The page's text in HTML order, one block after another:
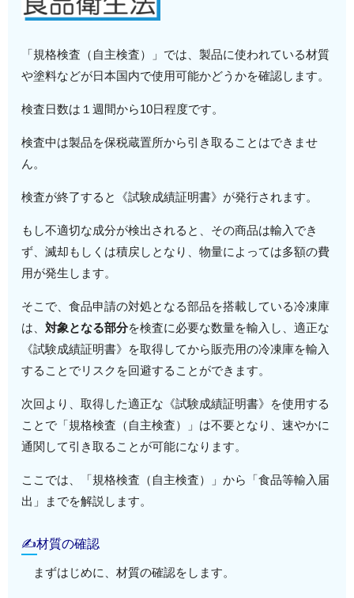
「規格検査（自主検査）」では、製品に使われている材質
や塗料などが日本国内で使用可能かどうかを確認します。
検査日数は１週間から10日程度です。
検査中は製品を保税蔵置所から引き取ることはできませ
ん。
検査が終了すると《試験成績証明書》が発行されます。
もし不適切な成分が検出されると、その商品は輸入でき
ず、滅却もしくは積戻しとなり、物量によっては多額の費
用が発生します。
そこで、食品申請の対処となる部品を搭載している冷凍庫
は、対象となる部分を検査に必要な数量を輸入し、適正な
《試験成績証明書》を取得してから販売用の冷凍庫を輸入
することでリスクを回避することができます。
次回より、取得した適正な《試験成績証明書》を使用する
ことで「規格検査（自主検査）」は不要となり、速やかに
通関して引き取ることが可能になります。
ここでは、「規格検査（自主検査）」から「食品等輸入届
出」までを解説します。
✍材質の確認
まずはじめに、材質の確認をします。